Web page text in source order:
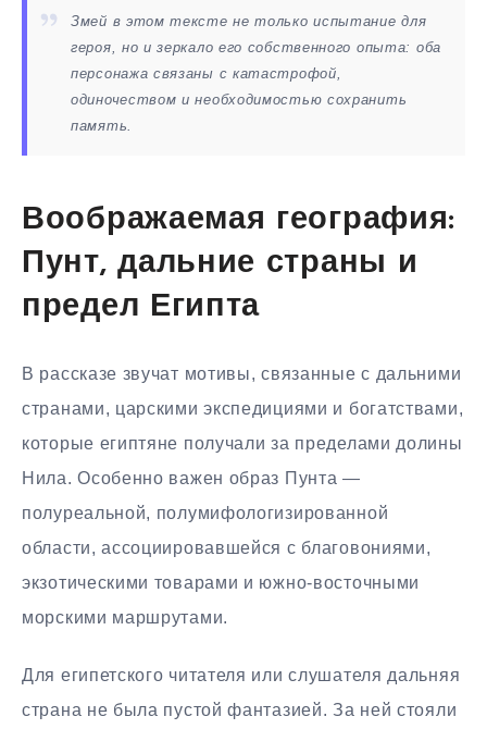
Змей в этом тексте не только испытание для
героя, но и зеркало его собственного опыта: оба
персонажа связаны с катастрофой,
одиночеством и необходимостью сохранить
память.
Воображаемая география:
Пунт, дальние страны и
предел Египта
В рассказе звучат мотивы, связанные с дальними
странами, царскими экспедициями и богатствами,
которые египтяне получали за пределами долины
Нила. Особенно важен образ Пунта —
полуреальной, полумифологизированной
области, ассоциировавшейся с благовониями,
экзотическими товарами и южно-восточными
морскими маршрутами.
Для египетского читателя или слушателя дальняя
страна не была пустой фантазией. За ней стояли